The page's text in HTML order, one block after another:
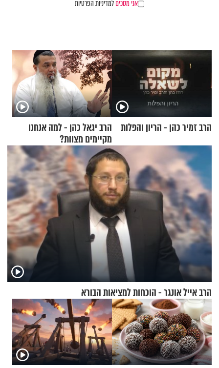
אני מסכיםלמדיניות הפרטיות
הרב זמיר כהן - הריון והפלות
הרב יגאל כהן - למה אנחנו
מקיימים מצוות?
הרב אייל אונגר - הוכחות למציאות הבורא